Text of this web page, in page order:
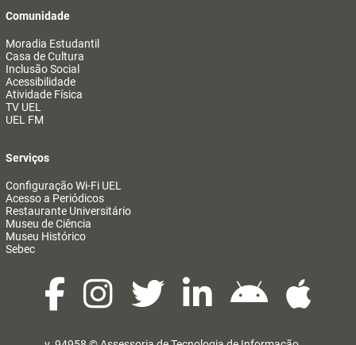
Comunidade
Moradia Estudantil
Casa de Cultura
Inclusão Social
Acessibilidade
Atividade Física
TV UEL
UEL FM
Serviços
Configuração Wi-Fi UEL
Acesso a Periódicos
Restaurante Universitário
Museu de Ciência
Museu Histórico
Sebec